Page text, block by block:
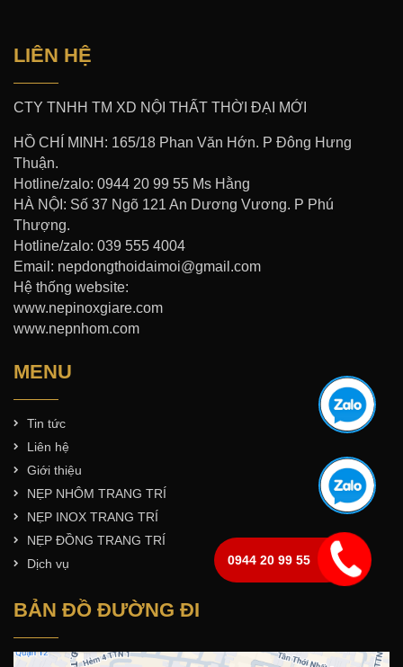
LIÊN HỆ
CTY TNHH TM XD NỘI THẤT THỜI ĐẠI MỚI
HỒ CHÍ MINH: 165/18 Phan Văn Hớn. P Đông Hưng
Thuận.
Hotline/zalo: 0944 20 99 55 Ms Hằng
HÀ NỘI: Số 37 Ngõ 121 An Dương Vương. P Phú
Thượng.
Hotline/zalo: 039 555 4004
Email: nepdongthoidaimoi@gmail.com
Hệ thống website:
www.nepinoxgiare.com
www.nepnhom.com
MENU
Tin tức
Liên hệ
Giới thiệu
NẸP NHÔM TRANG TRÍ
NẸP INOX TRANG TRÍ
NẸP ĐỒNG TRANG TRÍ
Dịch vụ
BẢN ĐỒ ĐƯỜNG ĐI
0944 20 99 55